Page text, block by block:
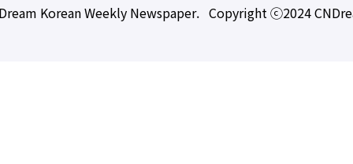
Korean Weekly Newspaper. Copyright ⓒ2024